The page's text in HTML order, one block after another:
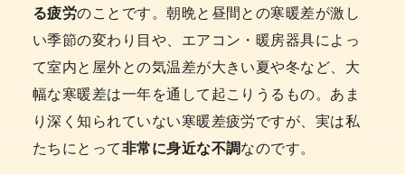
る疲労のことです。朝晩と昼間との寒暖差が激し
い季節の変わり目や、エアコン・暖房器具によっ
て室内と屋外との気温差が大きい夏や冬など、大
幅な寒暖差は一年を通して起こりうるもの。あま
り深く知られていない寒暖差疲労ですが、実は私
たちにとって非常に身近な不調なのです。